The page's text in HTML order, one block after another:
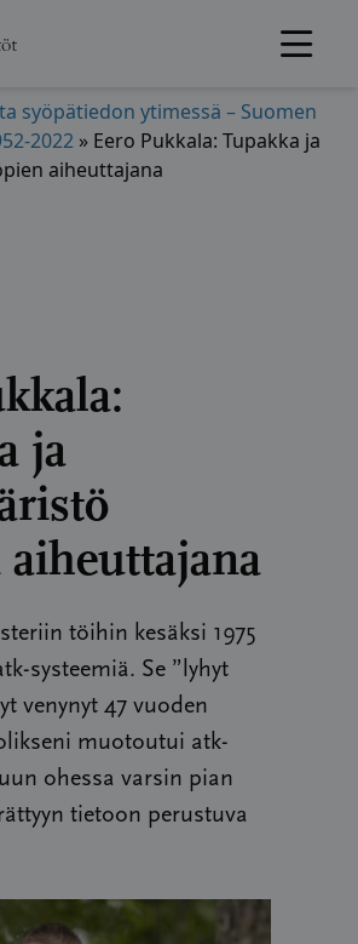
syöpätiedon ytimessä – Suomen
2022 » Eero Pukkala: Tupakka ja
aiheuttajana
ja
aiheuttajana
töihin kesäksi 1975
systeemiä. Se ”lyhyt
venynyt 47 vuoden
muotoutui atk-
ohessa varsin pian
tietoon perustuva